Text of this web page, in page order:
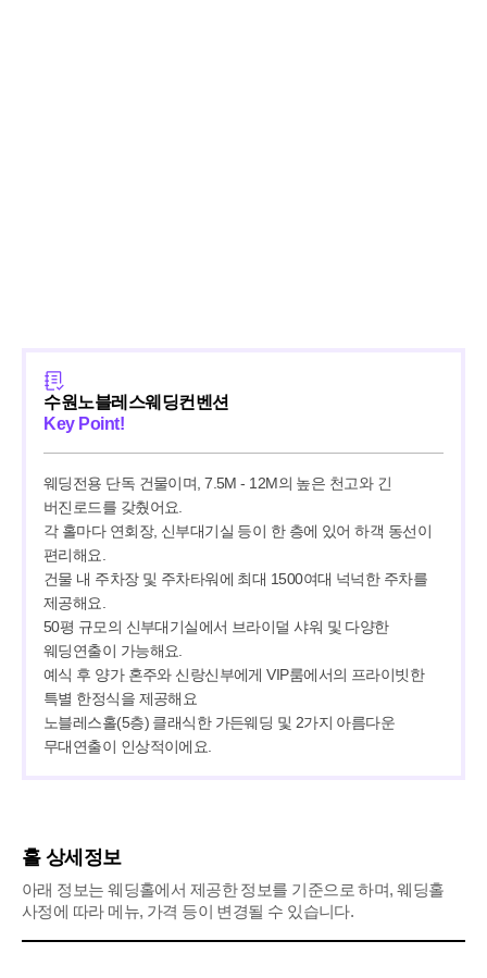
수원노블레스웨딩컨벤션
Key Point!
웨딩전용 단독 건물이며, 7.5M - 12M의 높은 천고와 긴
버진로드를 갖췄어요.
각 홀마다 연회장, 신부대기실 등이 한 층에 있어 하객 동선이
편리해요.
건물 내 주차장 및 주차타워에 최대 1500여대 넉넉한 주차를
제공해요.
50평 규모의 신부대기실에서 브라이덜 샤워 및 다양한
웨딩연출이 가능해요.
예식 후 양가 혼주와 신랑신부에게 VIP룸에서의 프라이빗한
특별 한정식을 제공해요
노블레스홀(5층) 클래식한 가든웨딩 및 2가지 아름다운
무대연출이 인상적이에요.
홀 상세정보
아래 정보는 웨딩홀에서 제공한 정보를 기준으로 하며, 웨딩홀
사정에 따라 메뉴, 가격 등이 변경될 수 있습니다.